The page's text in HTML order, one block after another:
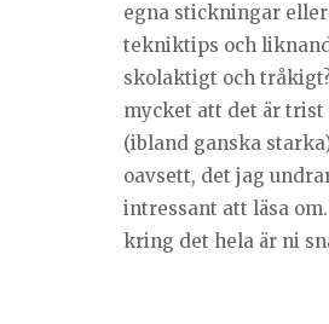
egna stickningar eller
tekniktips och
skolaktigt och
mycket att det är trist
(ibland ganska
oavsett, det jag
intressant att läsa
kring det hela är ni